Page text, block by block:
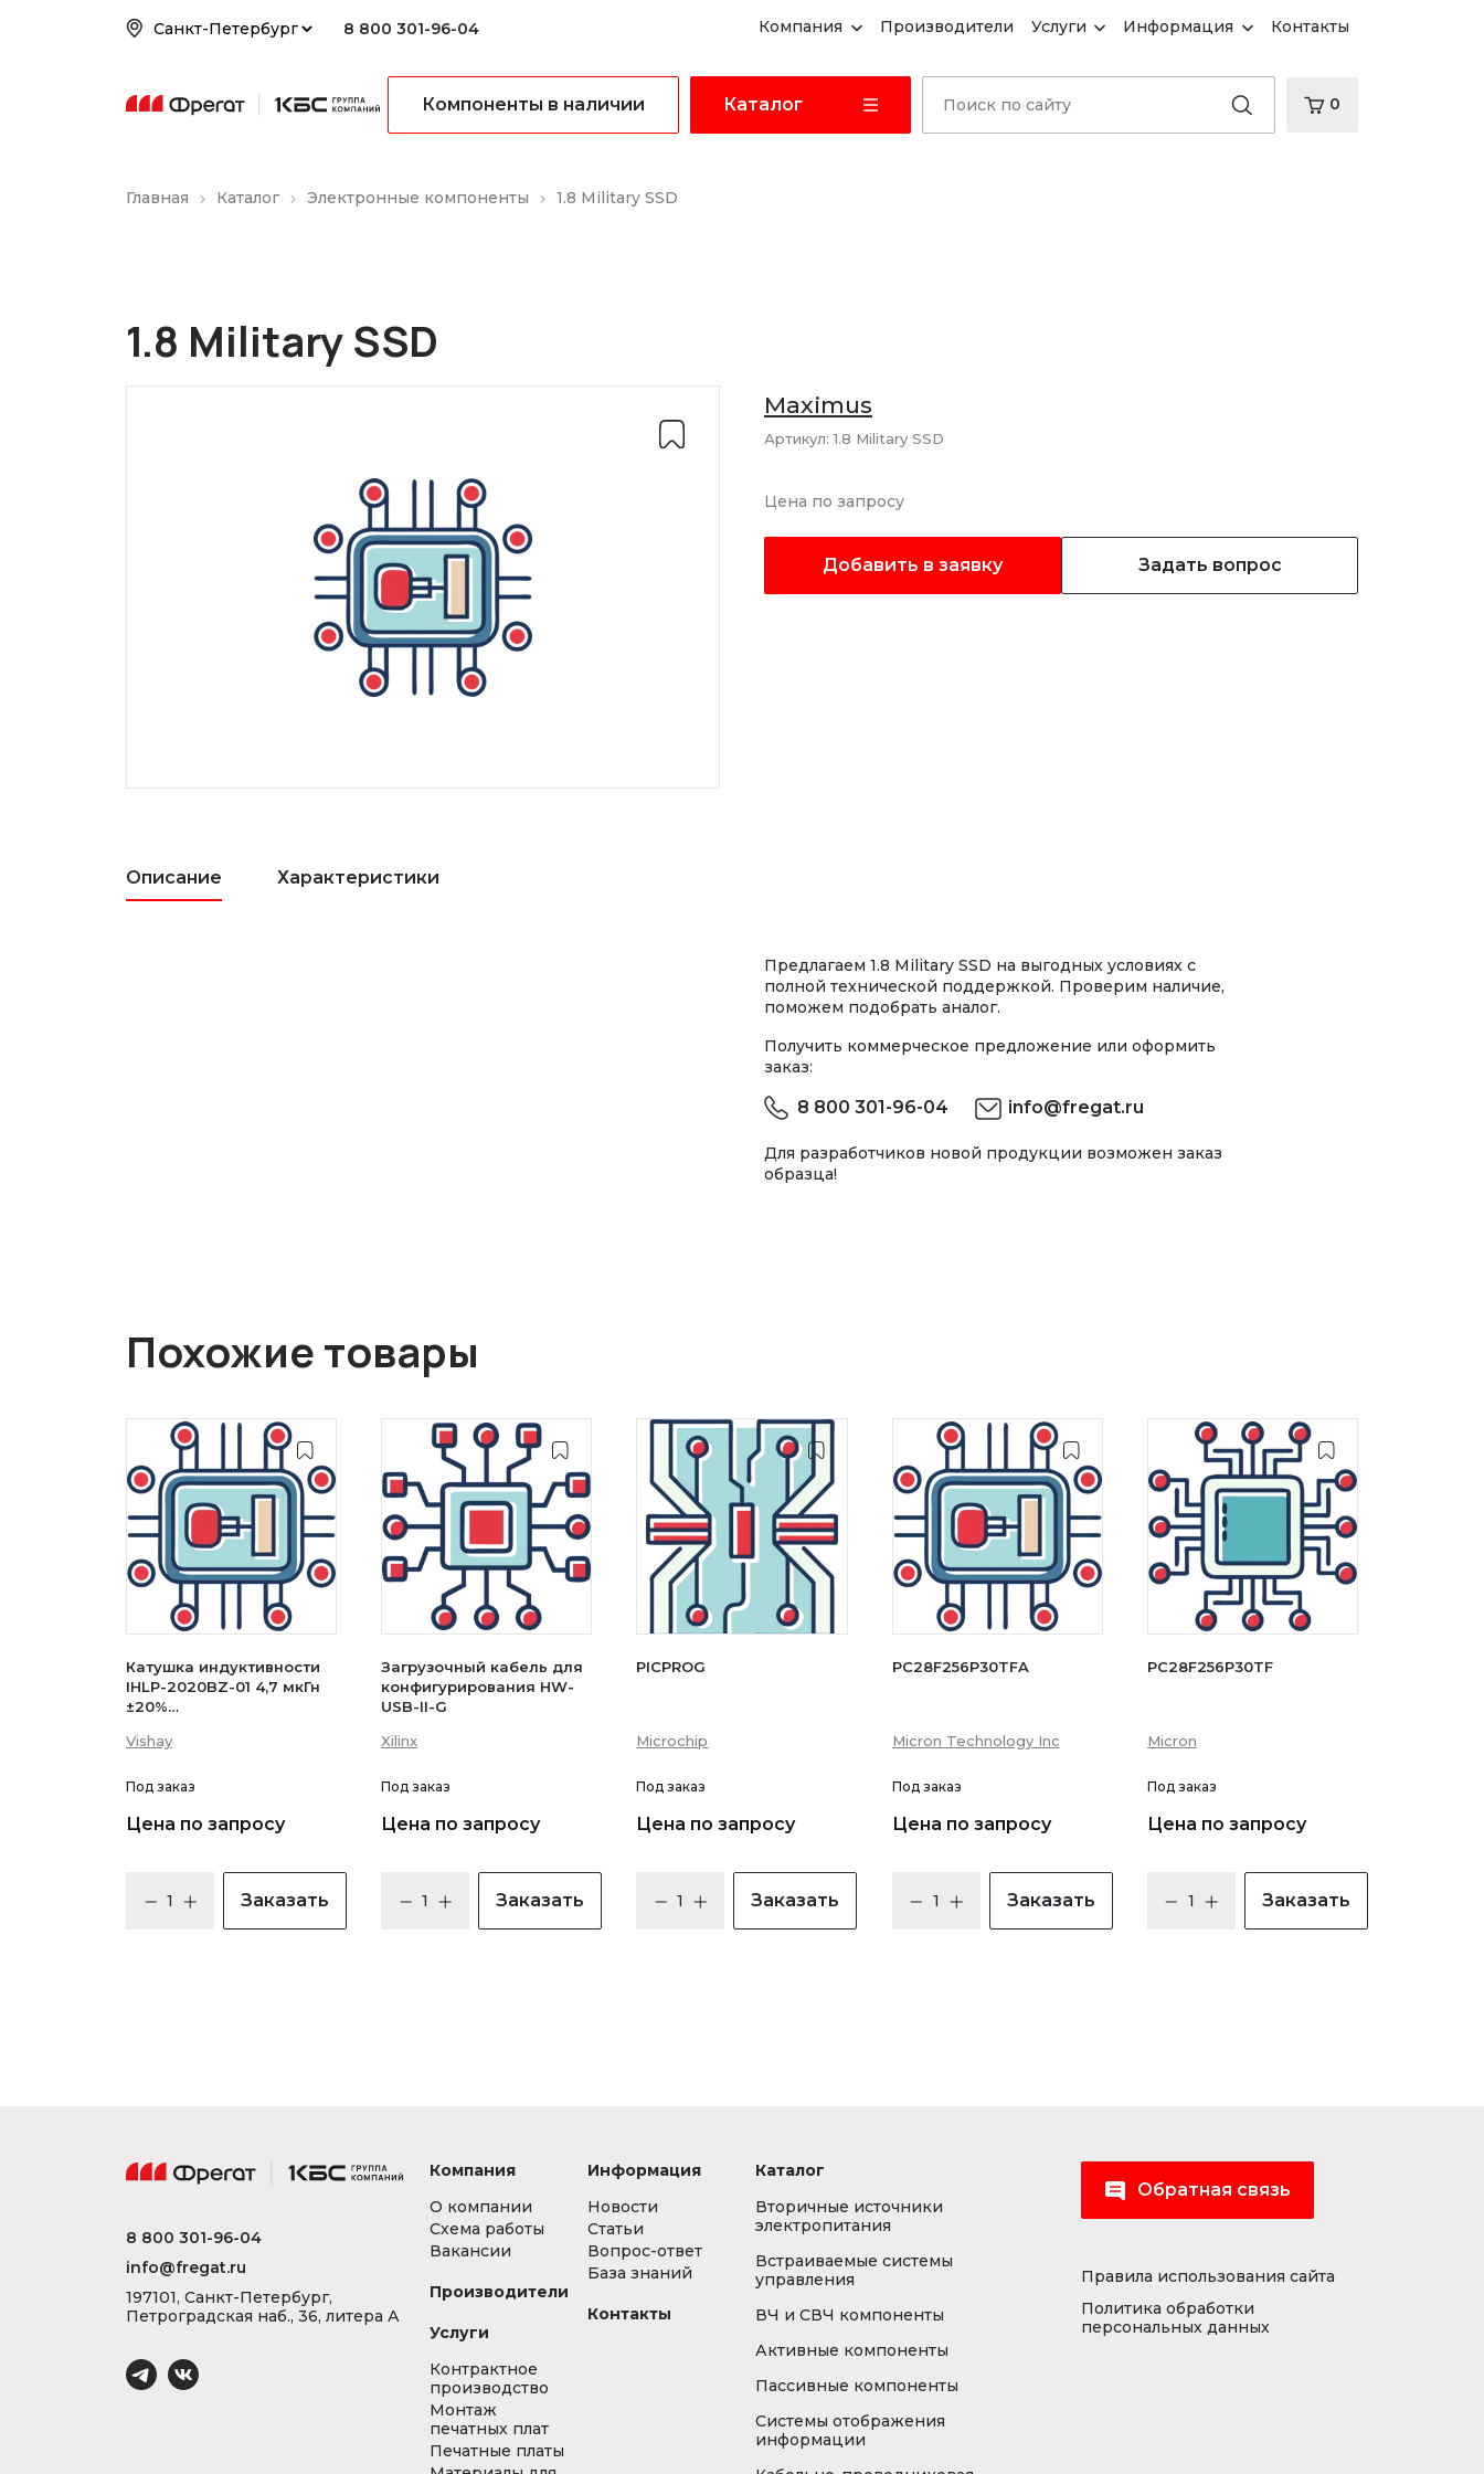
8 800 301-96-04 Компания Производители Услуги Информация Контакты
Компоненты в наличии Каталог 0
Главная Каталог Электронные компоненты 1.8 Military SSD
1.8 Military SSD
Maximus
Артикул: 1.8 Military SSD
Цена по запросу
Добавить в заявку Задать вопрос
Описание Характеристики
Предлагаем 1.8 Military SSD на выгодных условиях с
полной технической поддержкой. Проверим наличие,
поможем подобрать аналог.
Получить коммерческое предложение или оформить
заказ:
8 800 301-96-04 info@fregat.ru
Для разработчиков новой продукции возможен заказ
образца!
Похожие товары
Катушка индуктивности
IHLP-2020BZ-01 4,7 мкГн
±20%
Vishay
Под заказ
Цена по запросу
Заказать
Загрузочный кабель для
конфигурирования HW-
USB-II-G
Xilinx
Под заказ
Цена по запросу
Заказать
PICPROG
Microchip
Под заказ
Цена по запросу
Заказать
PC28F256P30TFA
Micron Technology Inc
Под заказ
Цена по запросу
Заказать
PC28F256P30TF
Micron
Под заказ
Цена по запросу
Заказать
8 800 301-96-04
info@fregat.ru
197101, Санкт-Петербург,
Петроградская наб., 36, литера А
Компания
О компании
Схема работы
Вакансии
Производители
Услуги
Контрактное
производство
Монтаж
печатных плат
Печатные платы
Информация
Новости
Статьи
Вопрос-ответ
База знаний
Контакты
Каталог
Вторичные источники
электропитания
Встраиваемые системы
управления
ВЧ и СВЧ компоненты
Активные компоненты
Пассивные компоненты
Системы отображения
информации
Обратная связь
Правила использования сайта
Политика обработки
персональных данных